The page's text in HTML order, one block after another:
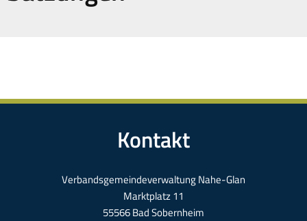
Kontakt
Verbandsgemeindeverwaltung Nahe-Glan
Marktplatz 11
55566 Bad Sobernheim